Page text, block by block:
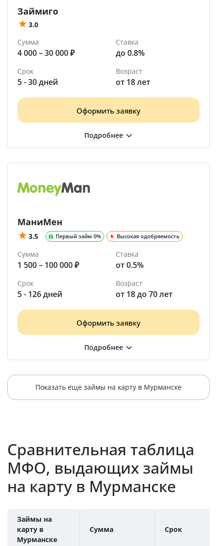
Займиго
3.0
Сумма
4 000 – 30 000 ₽
Ставка
до 0.8%
Срок
5 - 30 дней
Возраст
от 18 лет
Оформить заявку
МаниМен
3.5 Первый займ 0% Высокая одобряемость
Сумма
1 500 – 100 000 ₽
Ставка
от 0.5%
Срок
5 - 126 дней
Возраст
от 18 до 70 лет
Оформить заявку
Показать еще займы на карту в Мурманске
Сравнительная таблица
МФО, выдающих займы
на карту в Мурманске
Займы на
карту в
Мурманске
Сумма Срок